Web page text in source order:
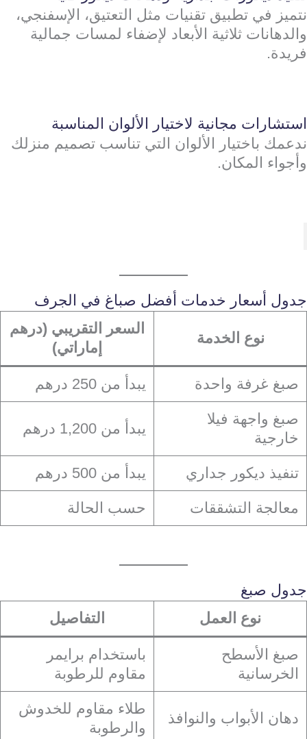
نتميز في تطبيق تقنيات مثل التعتيق، الإسفنجي،
والدهانات ثلاثية الأبعاد لإضفاء لمسات جمالية
فريدة.
استشارات مجانية لاختيار الألوان المناسبة
ندعمك باختيار الألوان التي تناسب تصميم منزلك
وأجواء المكان.
جدول أسعار خدمات أفضل صباغ في الجرف
نوع الخدمة
السعر التقريبي (درهم
إماراتي)
صبغ غرفة واحدة يبدأ من 250 درهم
صبغ واجهة فيلا
خارجية
يبدأ من 1,200 درهم
تنفيذ ديكور جداري يبدأ من 500 درهم
معالجة التشققات حسب الحالة
جدول صبغ
نوع العمل
التفاصيل
صبغ الأسطح
الخرسانية
باستخدام برايمر
مقاوم للرطوبة
دهان الأبواب والنوافذ
طلاء مقاوم للخدوش
والرطوبة